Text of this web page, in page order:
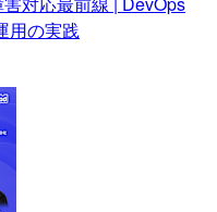
用の実践